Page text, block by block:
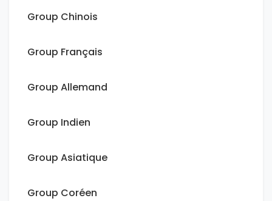
Group Chinois
Group Français
Group Allemand
Group Indien
Group Asiatique
Group Coréen